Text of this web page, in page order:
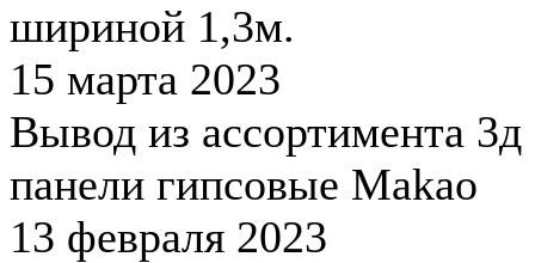
шириной 1,3м.
15 марта 2023
Вывод из ассортимента 3д
панели гипсовые Makao
13 февраля 2023